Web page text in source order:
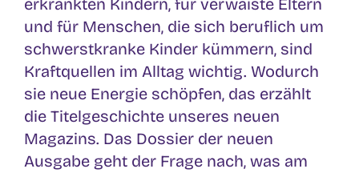
erkrankten Kindern, für verwaiste Eltern
und für Menschen, die sich beruflich um
schwerstkranke Kinder kümmern, sind
Kraftquellen im Alltag wichtig. Wodurch
sie neue Energie schöpfen, das erzählt
die Titelgeschichte unseres neuen
Magazins. Das Dossier der neuen
Ausgabe geht der Frage nach, was am